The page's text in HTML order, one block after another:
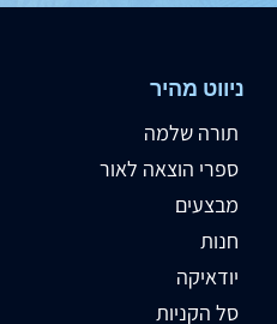
ניווט מהיר
תורה שלמה
ספרי הוצאה לאור
מבצעים
חנות
יודאיקה
סל הקניות